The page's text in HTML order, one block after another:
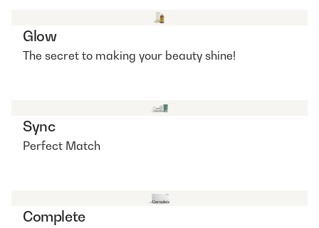
Glow
The secret to making your beauty shine!
Sync
Perfect Match
Complete